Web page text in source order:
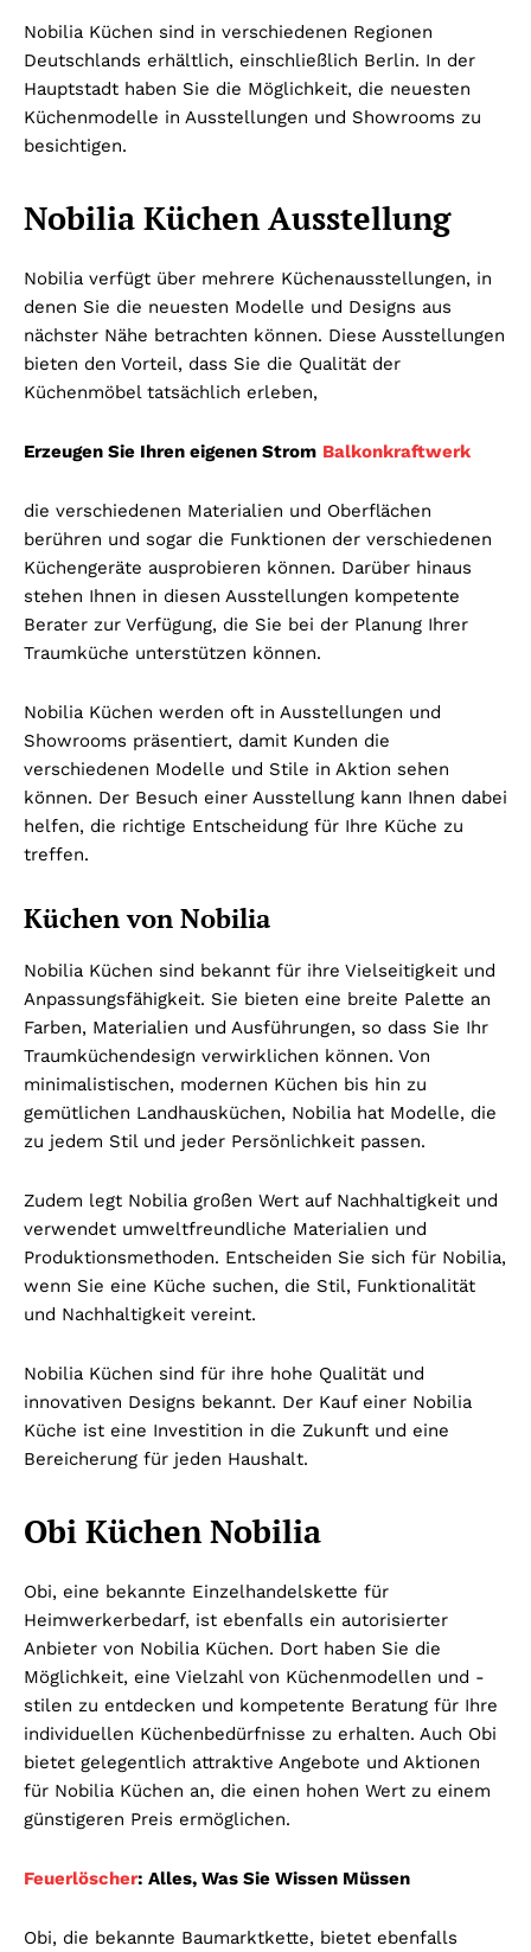
Nobilia Küchen sind in verschiedenen Regionen
Deutschlands erhältlich, einschließlich Berlin. In der
Hauptstadt haben Sie die Möglichkeit, die neuesten
Küchenmodelle in Ausstellungen und Showrooms zu
besichtigen.
Nobilia Küchen Ausstellung
Nobilia verfügt über mehrere Küchenausstellungen, in
denen Sie die neuesten Modelle und Designs aus
nächster Nähe betrachten können. Diese Ausstellungen
bieten den Vorteil, dass Sie die Qualität der
Küchenmöbel tatsächlich erleben,
Erzeugen Sie Ihren eigenen Strom Balkonkraftwerk
die verschiedenen Materialien und Oberflächen
berühren und sogar die Funktionen der verschiedenen
Küchengeräte ausprobieren können. Darüber hinaus
stehen Ihnen in diesen Ausstellungen kompetente
Berater zur Verfügung, die Sie bei der Planung Ihrer
Traumküche unterstützen können.
Nobilia Küchen werden oft in Ausstellungen und
Showrooms präsentiert, damit Kunden die
verschiedenen Modelle und Stile in Aktion sehen
können. Der Besuch einer Ausstellung kann Ihnen dabei
helfen, die richtige Entscheidung für Ihre Küche zu
treffen.
Küchen von Nobilia
Nobilia Küchen sind bekannt für ihre Vielseitigkeit und
Anpassungsfähigkeit. Sie bieten eine breite Palette an
Farben, Materialien und Ausführungen, so dass Sie Ihr
Traumküchendesign verwirklichen können. Von
minimalistischen, modernen Küchen bis hin zu
gemütlichen Landhausküchen, Nobilia hat Modelle, die
zu jedem Stil und jeder Persönlichkeit passen.
Zudem legt Nobilia großen Wert auf Nachhaltigkeit und
verwendet umweltfreundliche Materialien und
Produktionsmethoden. Entscheiden Sie sich für Nobilia,
wenn Sie eine Küche suchen, die Stil, Funktionalität
und Nachhaltigkeit vereint.
Nobilia Küchen sind für ihre hohe Qualität und
innovativen Designs bekannt. Der Kauf einer Nobilia
Küche ist eine Investition in die Zukunft und eine
Bereicherung für jeden Haushalt.
Obi Küchen Nobilia
Obi, eine bekannte Einzelhandelskette für
Heimwerkerbedarf, ist ebenfalls ein autorisierter
Anbieter von Nobilia Küchen. Dort haben Sie die
Möglichkeit, eine Vielzahl von Küchenmodellen und -
stilen zu entdecken und kompetente Beratung für Ihre
individuellen Küchenbedürfnisse zu erhalten. Auch Obi
bietet gelegentlich attraktive Angebote und Aktionen
für Nobilia Küchen an, die einen hohen Wert zu einem
günstigeren Preis ermöglichen.
Feuerlöscher: Alles, Was Sie Wissen Müssen
Obi, die bekannte Baumarktkette, bietet ebenfalls